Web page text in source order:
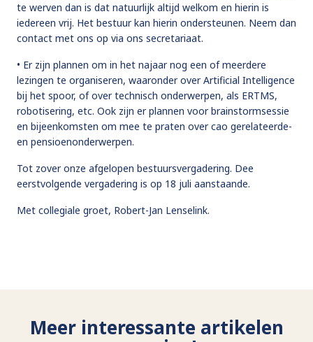
te werven dan is dat natuurlijk altijd welkom en hierin is
iedereen vrij. Het bestuur kan hierin ondersteunen. Neem dan
contact met ons op via ons secretariaat.
• Er zijn plannen om in het najaar nog een of meerdere
lezingen te organiseren, waaronder over Artificial Intelligence
bij het spoor, of over technisch onderwerpen, als ERTMS,
robotisering, etc. Ook zijn er plannen voor brainstormsessie
en bijeenkomsten om mee te praten over cao gerelateerde-
en pensioenonderwerpen.
Tot zover onze afgelopen bestuursvergadering. Dee
eerstvolgende vergadering is op 18 juli aanstaande.
Met collegiale groet, Robert-Jan Lenselink.
Meer interessante artikelen